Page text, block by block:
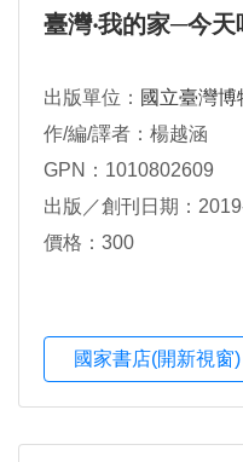
臺灣‧我的家─今天
出版單位： 國立臺灣博
作/編/譯者：楊越涵
GPN：1010802609
出版／創刊日期：
價格：300
國家書店(開新視窗)